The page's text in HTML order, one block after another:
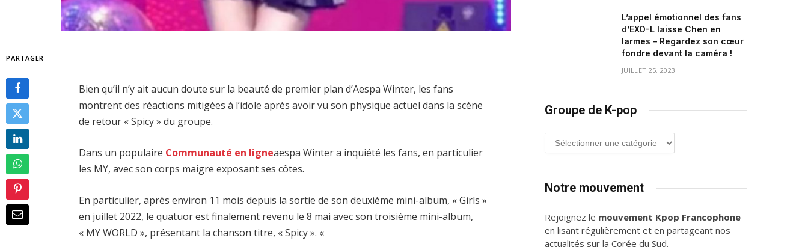
PARTAGER
Bien qu’il n’y ait aucun doute sur la beauté de premier plan d’Aespa Winter, les fans
montrent des réactions mitigées à l’idole après avoir vu son physique actuel dans la scène
de retour « Spicy » du groupe.
Dans un populaire Communauté en ligneaespa Winter a inquiété les fans, en particulier
les MY, avec son corps maigre exposant ses côtes.
En particulier, après environ 11 mois depuis la sortie de son deuxième mini-album, « Girls »
en juillet 2022, le quatuor est finalement revenu le 8 mai avec son troisième mini-album,
« MY WORLD », présentant la chanson titre, « Spicy ». «
L’appel émotionnel des fans
d’EXO-L laisse Chen en
larmes – Regardez son cœur
fondre devant la caméra !
JUILLET 25, 2023
Groupe de K-pop
Groupe
de
Notre mouvement
Rejoignez le mouvement Kpop Francophone
en lisant régulièrement et en partageant nos
actualités sur la Corée du Sud.